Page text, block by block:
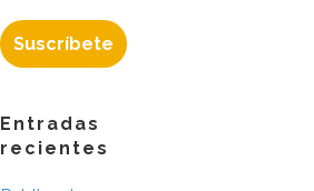
Suscríbete
Entradas
recientes